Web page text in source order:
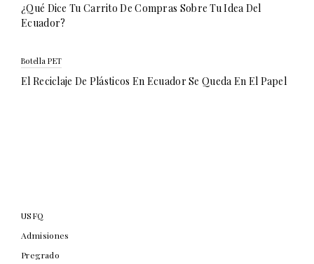
¿Qué Dice Tu Carrito De Compras Sobre Tu Idea Del
Ecuador?
Botella PET
El Reciclaje De Plásticos En Ecuador Se Queda En El Papel
USFQ
Admisiones
Pregrado